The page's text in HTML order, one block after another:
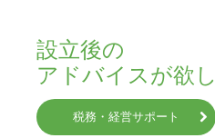
設立後の
アドバイスが欲
税務・経営サポート